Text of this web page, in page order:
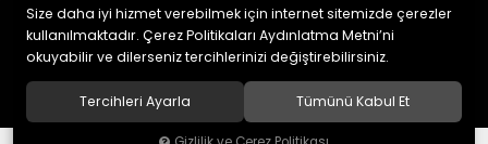
© 2020HOROBOX SHOP. Tüm hakları saklıdır.
Size daha iyi hizmet verebilmek için internet sitemizde çerezler
kullanılmaktadır. Çerez Politikaları Aydınlatma Metni’ni
okuyabilir ve dilerseniz tercihlerinizi değiştirebilirsiniz.
Tercihleri Ayarla Tümünü Kabul Et